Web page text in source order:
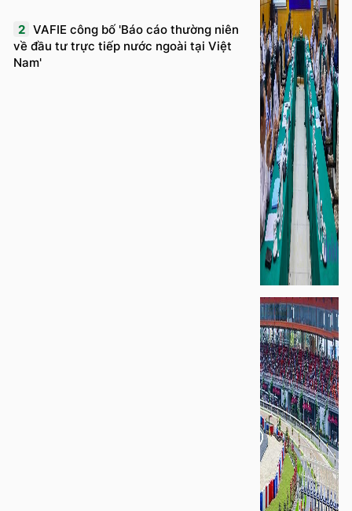
2 VAFIE công bố 'Báo cáo thường niên
về đầu tư trực tiếp nước ngoài tại Việt
Nam'